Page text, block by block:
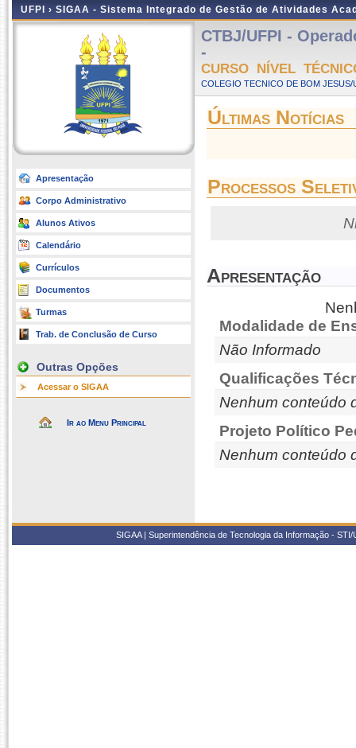
UFPI › SIGAA - Sistema Integrado de Gestão de Atividades
Apresentação
Corpo Administrativo
Alunos Ativos
Calendário
Currículos
Documentos
Turmas
Trab. de Conclusão de Curso
Outras Opções
Acessar o SIGAA
Ir ao Menu Principal
CTBJ/UFPI -
-
CURSO NÍVEL
COLEGIO TECNICO DE BOM JESUS/
Últimas Notícias
Processos
Apresentação
Modalidade de
Não Informado
Qualificações
Nenhum conteúdo
Projeto Político
Nenhum conteúdo
SIGAA | Superintendência de Tecnologia da Informação -